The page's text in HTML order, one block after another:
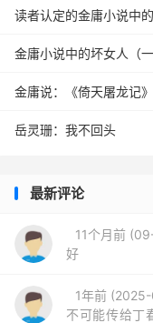
读者认定的金庸小说中的
金庸小说中的坏女人（一
金庸说：《倚天屠龙记
岳灵珊：我不回头
最新评论
11个月前
好
1年前 (2025-
不可能传给丁